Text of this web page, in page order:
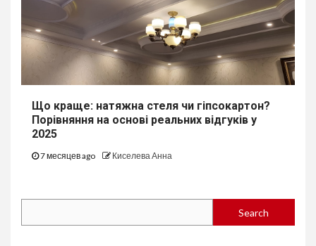
Що краще: натяжна стеля чи гіпсокартон?
Порівняння на основі реальних відгуків у
2025
7 месяцев ago Киселева Анна
Search